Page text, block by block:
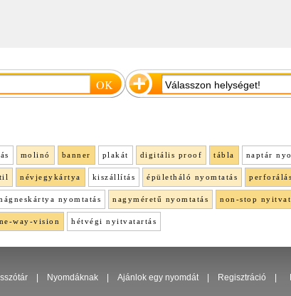
molinó banner plakát digitális proof tábla naptár
névjegykártya kiszállítás épületháló nyomtatás perforálás
nyomtatás nagyméretű nyomtatás non-stop
way-vision hétvégi nyitvatartás
Nyomdáknak Ajánlok egy nyomdát Regisztráció